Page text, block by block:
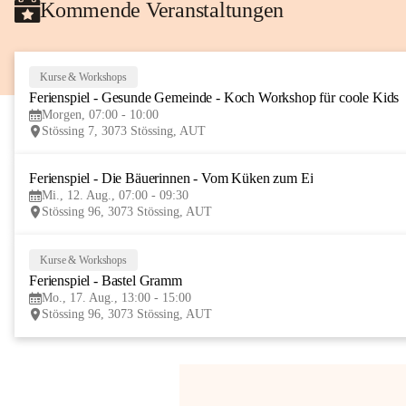
Kommende Veranstaltungen
Kurse & Workshops
Ferienspiel - Gesunde Gemeinde - Koch Workshop für coole Kids
Morgen, 07:00 - 10:00
Stössing 7, 3073 Stössing, AUT
Ferienspiel - Die Bäuerinnen - Vom Küken zum Ei
Mi., 12. Aug., 07:00 - 09:30
Stössing 96, 3073 Stössing, AUT
Kurse & Workshops
Ferienspiel - Bastel Gramm
Mo., 17. Aug., 13:00 - 15:00
Stössing 96, 3073 Stössing, AUT